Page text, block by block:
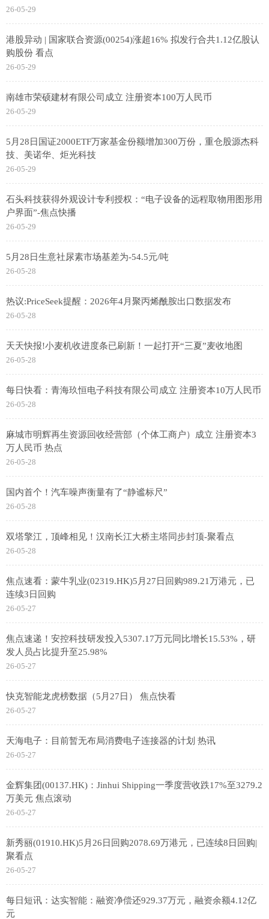
26-05-29
港股异动 | 国家联合资源(00254)涨超16% 拟发行合共1.12亿股认
购股份 看点
26-05-29
南雄市荣硕建材有限公司成立 注册资本100万人民币
26-05-29
5月28日国证2000ETF万家基金份额增加300万份，重仓股源杰科
技、美诺华、炬光科技
26-05-29
石头科技获得外观设计专利授权：“电子设备的远程取物用图形用
户界面”-焦点快播
26-05-29
5月28日生意社尿素市场基差为-54.5元/吨
26-05-28
热议:PriceSeek提醒：2026年4月聚丙烯酰胺出口数据发布
26-05-28
天天快报!小麦机收进度条已刷新！一起打开“三夏”麦收地图
26-05-28
每日快看：青海玖恒电子科技有限公司成立 注册资本10万人民币
26-05-28
麻城市明辉再生资源回收经营部（个体工商户）成立 注册资本3
万人民币 热点
26-05-28
国内首个！汽车噪声衡量有了“静谧标尺”
26-05-28
双塔擎江，顶峰相见！汉南长江大桥主塔同步封顶-聚看点
26-05-28
焦点速看：蒙牛乳业(02319.HK)5月27日回购989.21万港元，已
连续3日回购
26-05-27
焦点速递！安控科技研发投入5307.17万元同比增长15.53%，研
发人员占比提升至25.98%
26-05-27
快克智能龙虎榜数据（5月27日） 焦点快看
26-05-27
天海电子：目前暂无布局消费电子连接器的计划 热讯
26-05-27
金辉集团(00137.HK)：Jinhui Shipping一季度营收跌17%至3279.2
万美元 焦点滚动
26-05-27
新秀丽(01910.HK)5月26日回购2078.69万港元，已连续8日回购|
聚看点
26-05-27
每日短讯：达实智能：融资净偿还929.37万元，融资余额4.12亿
元